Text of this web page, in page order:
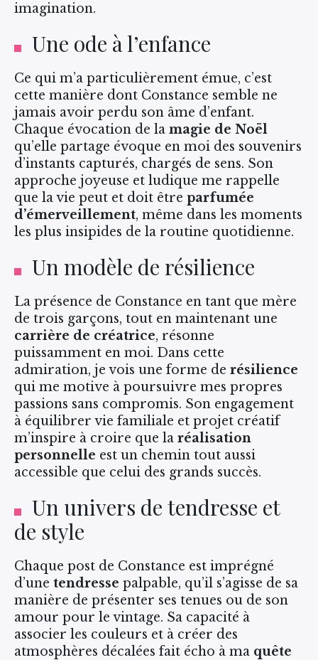
imagination.
Une ode à l’enfance
Ce qui m’a particulièrement émue, c’est
cette manière dont Constance semble ne
jamais avoir perdu son âme d’enfant.
Chaque évocation de la magie de Noël
qu’elle partage évoque en moi des souvenirs
d’instants capturés, chargés de sens. Son
approche joyeuse et ludique me rappelle
que la vie peut et doit être parfumée
d’émerveillement, même dans les moments
les plus insipides de la routine quotidienne.
Un modèle de résilience
La présence de Constance en tant que mère
de trois garçons, tout en maintenant une
carrière de créatrice, résonne
puissamment en moi. Dans cette
admiration, je vois une forme de résilience
qui me motive à poursuivre mes propres
passions sans compromis. Son engagement
à équilibrer vie familiale et projet créatif
m’inspire à croire que la réalisation
personnelle est un chemin tout aussi
accessible que celui des grands succès.
Un univers de tendresse et
de style
Chaque post de Constance est imprégné
d’une tendresse palpable, qu’il s’agisse de sa
manière de présenter ses tenues ou de son
amour pour le vintage. Sa capacité à
associer les couleurs et à créer des
atmosphères décalées fait écho à ma quête